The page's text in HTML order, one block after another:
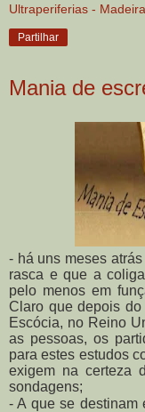
Ultraperiferias - Madeira
Partilhar
Mania de
- há uns meses atrás
rasca e que a
pelo menos em
Claro que depois
Escócia, no Reino
as pessoas, os
para estes estudos
exigem na certeza
sondagens;
- A que se destinam